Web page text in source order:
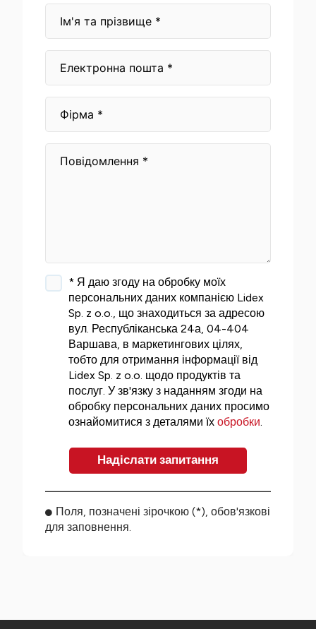
* Я даю згоду на обробку моїх
персональних даних компанією Lidex
Sp. z o.o., що знаходиться за адресою
вул. Республіканська 24а, 04-404
Варшава, в маркетингових цілях,
тобто для отримання інформації від
Lidex Sp. z o.o. щодо продуктів та
послуг. У зв'язку з наданням згоди на
обробку персональних даних просимо
ознайомитися з деталями їх обробки.
Поля, позначені зірочкою (*), обов'язкові
для заповнення.